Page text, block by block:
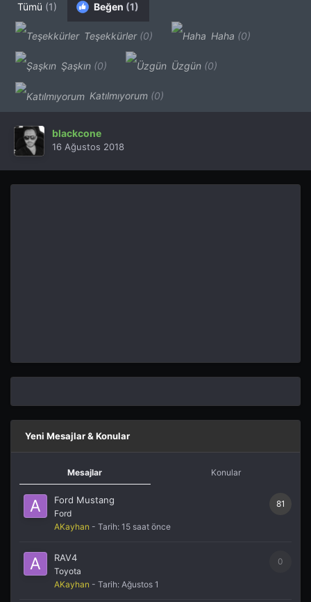
Tümü (1) Beğen (1)
Teşekkürler (0) Haha (0)
Şaşkın (0) Üzgün (0)
Katılmıyorum (0)
blackcone
16 Ağustos 2018
Yeni Mesajlar & Konular
Mesajlar Konular
81
Ford Mustang
Ford
AKayhan - Tarih: 15 saat önce
0
RAV4
Toyota
AKayhan - Tarih: Ağustos 1